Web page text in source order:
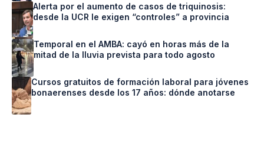
Alerta por el aumento de casos de triquinosis:
desde la UCR le exigen “controles” a provincia
Temporal en el AMBA: cayó en horas más de la
mitad de la lluvia prevista para todo agosto
Cursos gratuitos de formación laboral para jóvenes
bonaerenses desde los 17 años: dónde anotarse